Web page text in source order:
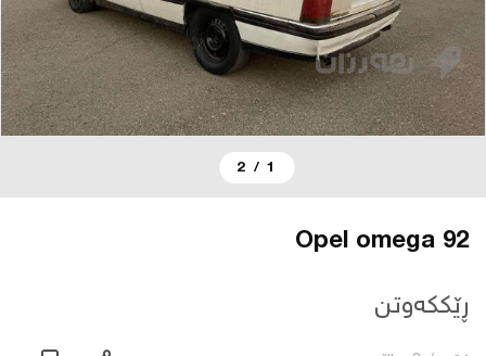
دەربارە
پەیوەندی
بڵاگ
شۆپەکان
1
/
2
Opel omega 92
ڕێککەوتن